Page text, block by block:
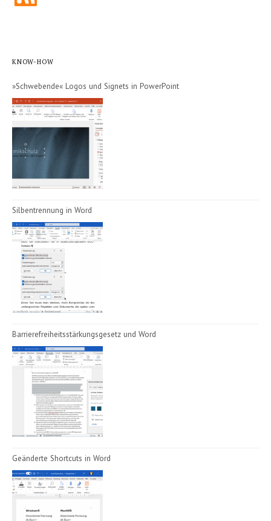
KNOW-HOW
»Schwebende« Logos und Signets in PowerPoint
Silbentrennung in Word
Barrierefreiheitsstärkungsgesetz und Word
Geänderte Shortcuts in Word